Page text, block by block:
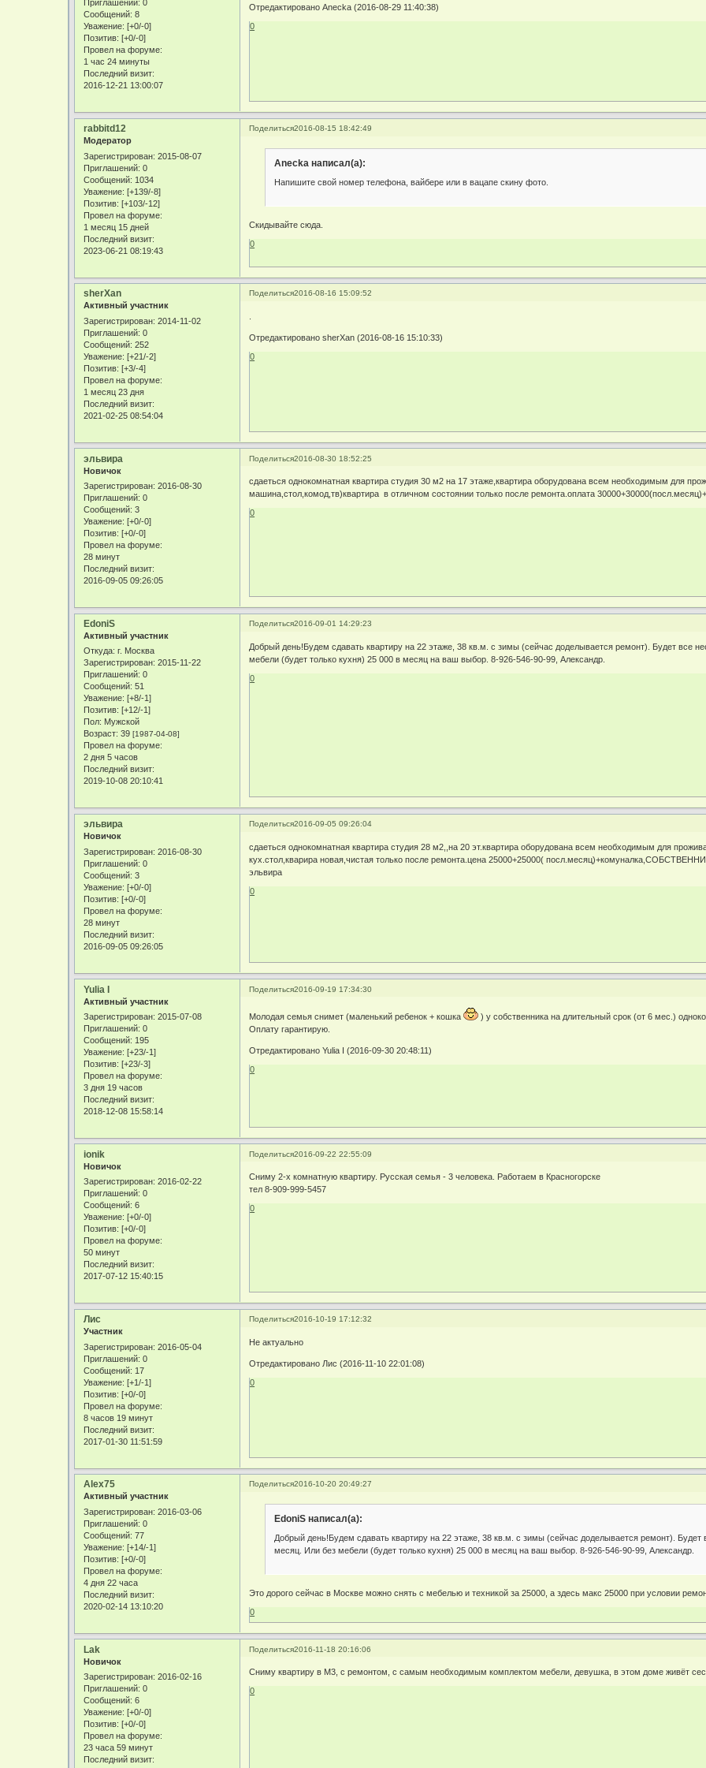
Приглашений: 0
Сообщений: 8
Уважение: [+0/-0]
Позитив: [+0/-0]
Провел на форуме:
1 час 24 минуты
Последний визит:
2016-12-21 13:00:07
Отредактировано Anecka (2016-08-29 11:40:38)
0
Поделиться2016-08-15 18:42:49
rabbitd12
Модератор
Зарегистрирован: 2015-08-07
Приглашений: 0
Сообщений: 1034
Уважение: [+139/-8]
Позитив: [+103/-12]
Провел на форуме:
1 месяц 15 дней
Последний визит:
2023-06-21 08:19:43
Anecka написал(а):
Напишите свой номер телефона, вайбере или в вацапе скину фото.
Скидывайте сюда.
0
Поделиться2016-08-16 15:09:52
sherXan
Активный участник
Зарегистрирован: 2014-11-02
Приглашений: 0
Сообщений: 252
Уважение: [+21/-2]
Позитив: [+3/-4]
Провел на форуме:
1 месяц 23 дня
Последний визит:
2021-02-25 08:54:04
Отредактировано sherXan (2016-08-16 15:10:33)
0
Поделиться2016-08-30 18:52:25
эльвира
Новичок
Зарегистрирован: 2016-08-30
Приглашений: 0
Сообщений: 3
Уважение: [+0/-0]
Позитив: [+0/-0]
Провел на форуме:
28 минут
Последний визит:
2016-09-05 09:26:05
сдаеться однокомнатная квартира студия 30 м2 на 17 этаже,квартира оборудована всем необходимым для
машина,стол,комод,тв)квартира в отличном состоянии только после ремонта.оплата
0
Поделиться2016-09-01 14:29:23
EdoniS
Активный участник
Откуда: г. Москва
Зарегистрирован: 2015-11-22
Приглашений: 0
Сообщений: 51
Уважение: [+8/-1]
Позитив: [+12/-1]
Пол: Мужской
Возраст: 39[1987-04-08]
Провел на форуме:
2 дня 5 часов
Последний визит:
2019-10-08 20:10:41
Добрый день!Будем сдавать квартиру на 22 этаже, 38 кв.м. с зимы (сейчас доделывается ремонт). Будет все
мебели (будет только кухня) 25 000 в месяц на ваш выбор. 8-926-546-90-99, Александр.
0
Поделиться2016-09-05 09:26:04
эльвира
Новичок
Зарегистрирован: 2016-08-30
Приглашений: 0
Сообщений: 3
Уважение: [+0/-0]
Позитив: [+0/-0]
Провел на форуме:
28 минут
Последний визит:
2016-09-05 09:26:05
сдаеться однокомнатная квартира студия 28 м2,,на 20 эт.квартира оборудована всем необходимым для
кух.стол,кварира новая,чистая только после ремонта.цена 25000+25000(
эльвира
0
Поделиться2016-09-19 17:34:30
Yulia I
Активный участник
Зарегистрирован: 2015-07-08
Приглашений: 0
Сообщений: 195
Уважение: [+23/-1]
Позитив: [+23/-3]
Провел на форуме:
3 дня 19 часов
Последний визит:
2018-12-08 15:58:14
Молодая семья снимет (маленький ребенок + кошка
) у собственника на длительный срок (от 6 мес.)
Оплату гарантирую.
Отредактировано Yulia I (2016-09-30 20:48:11)
0
Поделиться2016-09-22 22:55:09
ionik
Новичок
Зарегистрирован: 2016-02-22
Приглашений: 0
Сообщений: 6
Уважение: [+0/-0]
Позитив: [+0/-0]
Провел на форуме:
50 минут
Последний визит:
2017-07-12 15:40:15
Сниму 2-х комнатную квартиру. Русская семья - 3 человека. Работаем в Красногорске
тел 8-909-999-5457
0
Поделиться2016-10-19 17:12:32
Лис
Участник
Зарегистрирован: 2016-05-04
Приглашений: 0
Сообщений: 17
Уважение: [+1/-1]
Позитив: [+0/-0]
Провел на форуме:
8 часов 19 минут
Последний визит:
2017-01-30 11:51:59
Не актуально
Отредактировано Лис (2016-11-10 22:01:08)
0
Поделиться2016-10-20 20:49:27
Alex75
Активный участник
Зарегистрирован: 2016-03-06
Приглашений: 0
Сообщений: 77
Уважение: [+14/-1]
Позитив: [+0/-0]
Провел на форуме:
4 дня 22 часа
Последний визит:
2020-02-14 13:10:20
EdoniS написал(а):
Добрый день!Будем сдавать квартиру на 22 этаже, 38 кв.м. с зимы (сейчас доделывается ремонт). Будет
месяц. Или без мебели (будет только кухня) 25 000 в месяц на ваш выбор. 8-926-546-90-99, Александр.
Это дорого сейчас в Москве можно снять с мебелью и техникой за 25000, а здесь макс 25000 при условии
0
Поделиться2016-11-18 20:16:06
Lak
Новичок
Зарегистрирован: 2016-02-16
Приглашений: 0
Сообщений: 6
Уважение: [+0/-0]
Позитив: [+0/-0]
Провел на форуме:
23 часа 59 минут
Последний визит:
Сниму квартиру в М3, с ремонтом, с самым необходимым комплектом мебели, девушка, в этом доме живёт
0